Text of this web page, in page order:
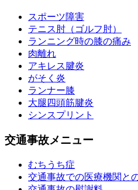
スポーツ障害
テニス肘（ゴルフ肘）
ランニング時の膝の痛み
肉離れ
アキレス腱炎
がそく炎
ランナー膝
大腿四頭筋腱炎
シンスプリント
交通事故メニュー
むちうち症
交通事故での医療機関と